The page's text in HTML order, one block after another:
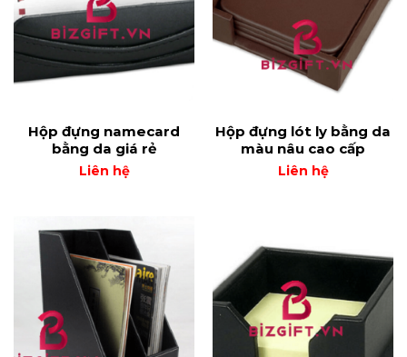
Hộp đựng namecard
bằng da giá rẻ
Liên hệ
Hộp đựng lót ly bằng da
màu nâu cao cấp
Liên hệ